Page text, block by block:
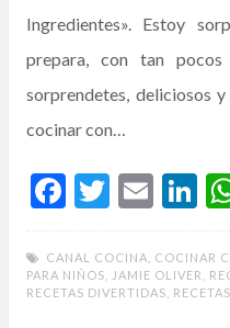
Ingredientes». Estoy
prepara, con tan pocos
sorprendetes, deliciosos
cocinar con…
F
ac
e
b
T
w
itt
er
E
m
ai
l
Li
n
ke
dI
CANAL COCINA COCINAR
PARA NIÑOS
JAMIE OLIVER
RECETAS DIVERTIDAS